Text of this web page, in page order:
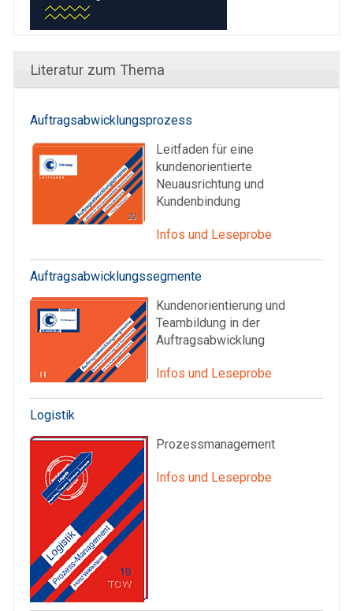
Literatur zum Thema
Auftragsabwicklungsprozess
Leitfaden für eine
kundenorientierte
Neuausrichtung und
Kundenbindung
Infos und Leseprobe
Auftragsabwicklungssegmente
Kundenorientierung und
Teambildung in der
Auftragsabwicklung
Infos und Leseprobe
Logistik
Prozessmanagement
Infos und Leseprobe